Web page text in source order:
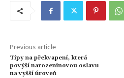
Previous article
Tipy na překvapení, která
povýší narozeninovou oslavu
na vyšší úroveň